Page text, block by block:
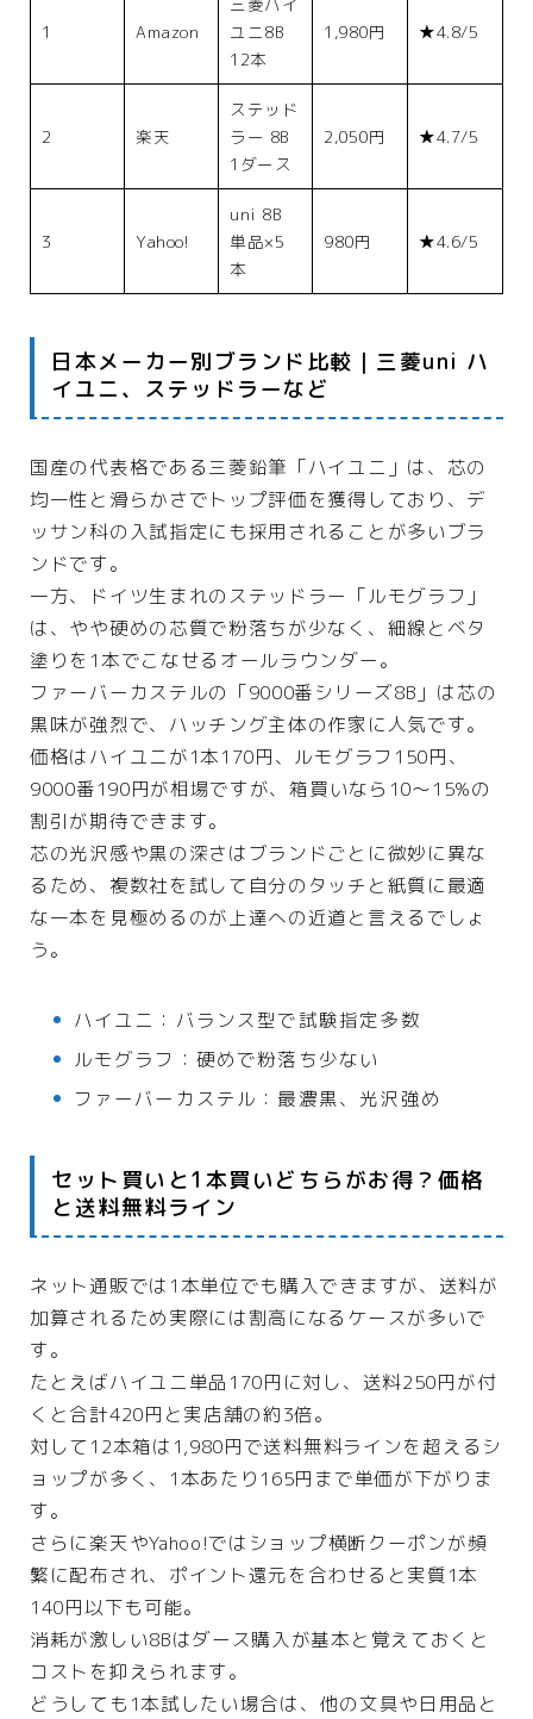
1 Amazon
ユニ8B
12本
1,980円 ★4.8/5
2 楽天
ステッド
ラー 8B
1ダース
2,050円 ★4.7/5
3 Yahoo!
uni 8B
単品×5
本
980円 ★4.6/5
日本メーカー別ブランド比較｜三菱uni ハ
イユニ、ステッドラーなど
国産の代表格である三菱鉛筆「ハイユニ」は、芯の
均一性と滑らかさでトップ評価を獲得しており、デ
ッサン科の入試指定にも採用されることが多いブラ
ンドです。
一方、ドイツ生まれのステッドラー「ルモグラフ」
は、やや硬めの芯質で粉落ちが少なく、細線とベタ
塗りを1本でこなせるオールラウンダー。
ファーバーカステルの「9000番シリーズ8B」は芯の
黒味が強烈で、ハッチング主体の作家に人気です。
価格はハイユニが1本170円、ルモグラフ150円、
9000番190円が相場ですが、箱買いなら10〜15%の
割引が期待できます。
芯の光沢感や黒の深さはブランドごとに微妙に異な
るため、複数社を試して自分のタッチと紙質に最適
な一本を見極めるのが上達への近道と言えるでしょ
う。
ハイユニ：バランス型で試験指定多数
ルモグラフ：硬めで粉落ち少ない
ファーバーカステル：最濃黒、光沢強め
セット買いと1本買いどちらがお得？価格
と送料無料ライン
ネット通販では1本単位でも購入できますが、送料が
加算されるため実際には割高になるケースが多いで
す。
たとえばハイユニ単品170円に対し、送料250円が付
くと合計420円と実店舗の約3倍。
対して12本箱は1,980円で送料無料ラインを超えるシ
ョップが多く、1本あたり165円まで単価が下がりま
す。
さらに楽天やYahoo!ではショップ横断クーポンが頻
繁に配布され、ポイント還元を合わせると実質1本
140円以下も可能。
消耗が激しい8Bはダース購入が基本と覚えておくと
コストを抑えられます。
どうしても1本試したい場合は、他の文具や日用品と